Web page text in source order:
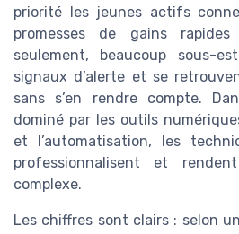
priorité les jeunes actifs
promesses de gains
seulement, beaucoup sous-
signaux d’alerte et se
sans s’en rendre compte.
dominé par les outils
et l’automatisation, les
professionnalisent et
complexe.
Les chiffres sont clairs : selon